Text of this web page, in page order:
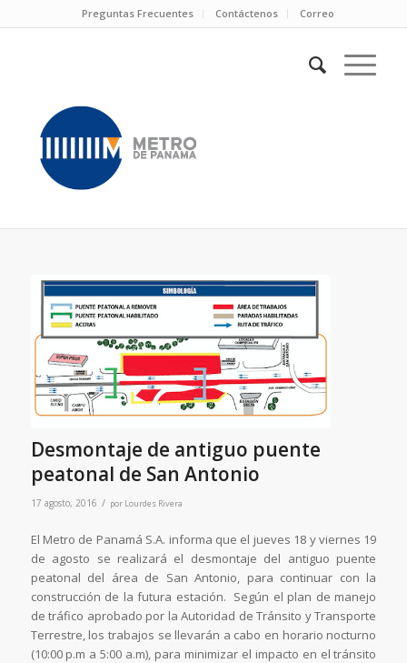
Preguntas Frecuentes Contáctenos Correo
Desmontaje de antiguo puente
peatonal de San Antonio
17 agosto, 2016 / por Lourdes Rivera
El Metro de Panamá S.A. informa que el jueves 18 y viernes 19
de agosto se realizará el desmontaje del antiguo puente
peatonal del área de San Antonio, para continuar con la
construcción de la futura estación. Según el plan de manejo
de tráfico aprobado por la Autoridad de Tránsito y Transporte
Terrestre, los trabajos se llevarán a cabo en horario nocturno
(10:00 p.m a 5:00 a.m), para minimizar el impacto en el tránsito